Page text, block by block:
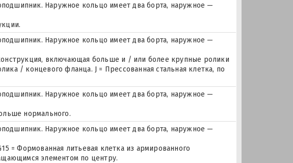
Наружное кольцо имеет два борта, наружное —
Наружное кольцо имеет два борта, наружное —
включающая больше и / или более крупные ролики
/ концевого фланца. J = Прессованная стальная клетка, по
Наружное кольцо имеет два борта, наружное —
нормального.
Наружное кольцо имеет два борта, наружное —
= Формованная литьевая клетка из армированного
элементом по центру.